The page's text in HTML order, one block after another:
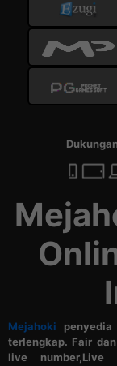
Mejahoki
terlengkap. Fair
live number,Live